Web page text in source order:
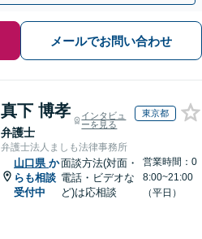
メールでお問い合わせ
真下 博孝
弁護士
インタビュ
ーを見る
東京都
弁護士法人ましも法律事務所
山口県 か
らも相談
受付中
面談方法(対面・
電話・ビデオな
ど)は応相談
営業時間：0
8:00~21:00
（平日）